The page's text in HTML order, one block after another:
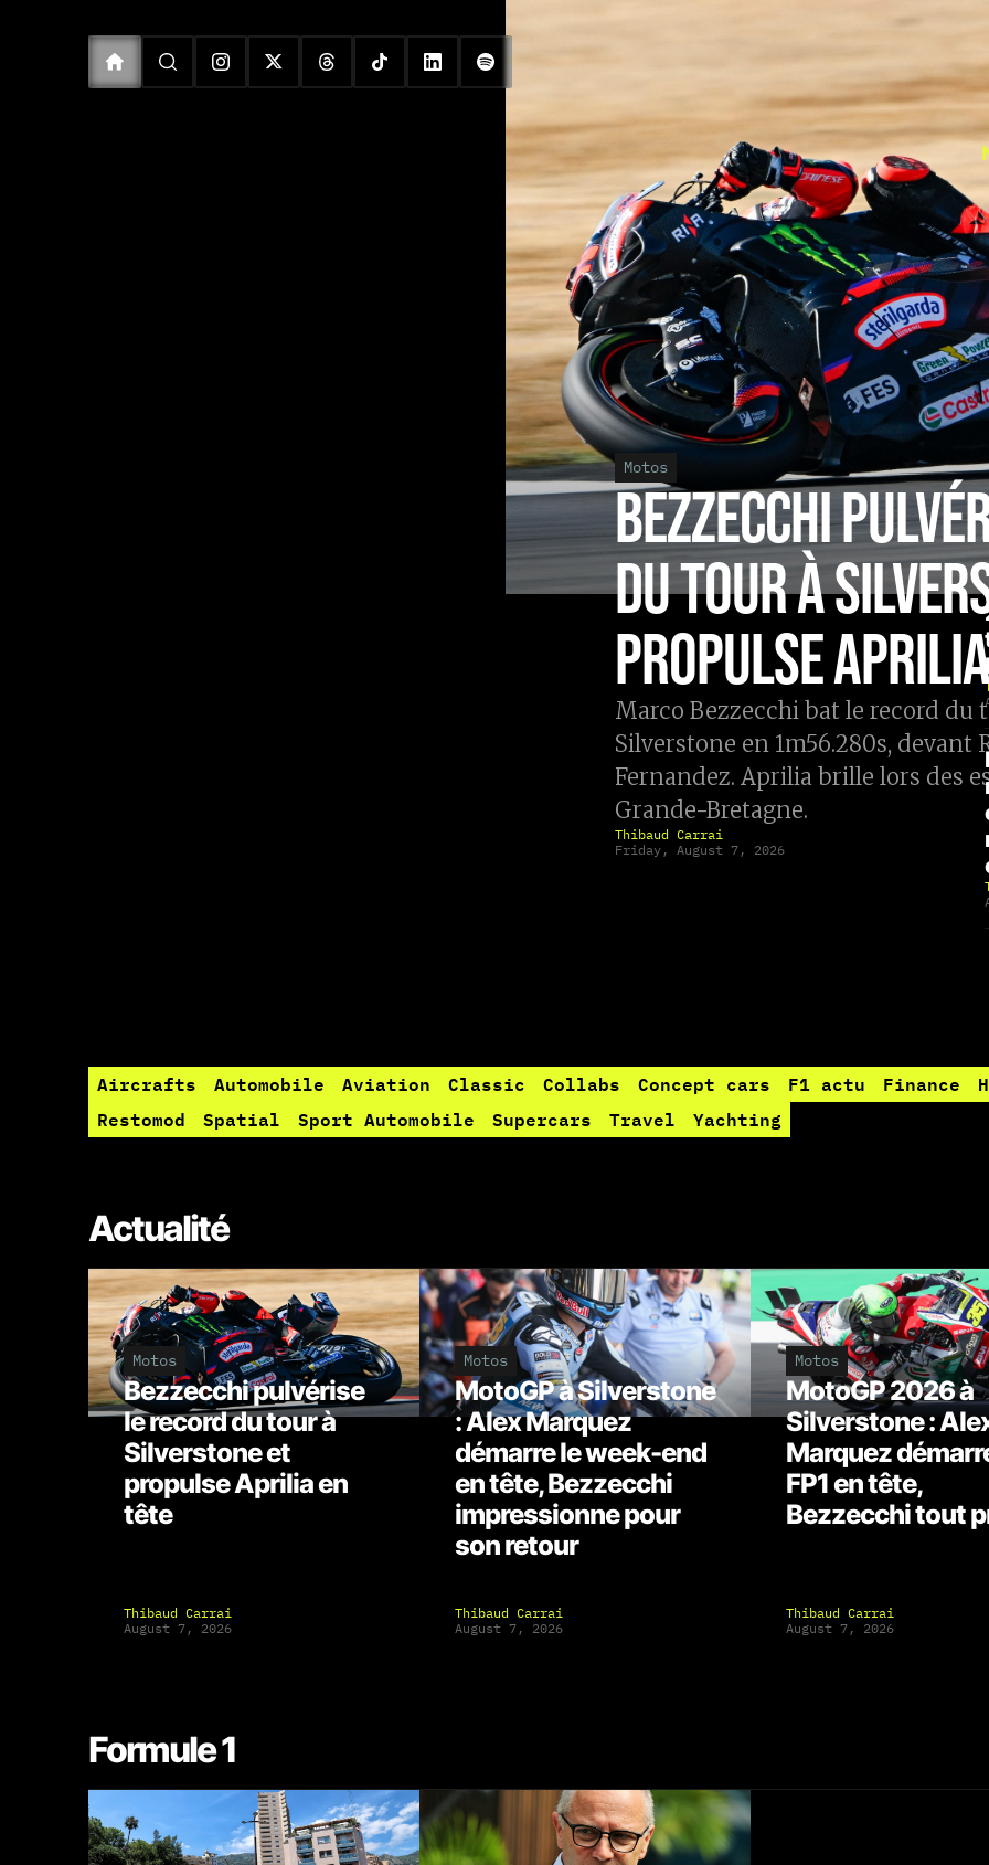
Motos
BEZZECCHI
DU TOUR À
PROPULSE
Marco Bezzecchi bat le record du
Silverstone en 1m56.280s, devant
Fernandez. Aprilia brille lors des
Grande-Bretagne.
Thibaud Carrai
Friday, August 7, 2026
Aircrafts Automobile Aviation Classic Collabs Concept cars F1 actu Finance
Restomod
Spatial Sport Automobile Supercars Travel Yachting
Actualité
Motos
Bezzecchi pulvérise
le record du tour à
Silverstone et
propulse Aprilia en
tête
Thibaud Carrai
August 7, 2026
Motos
MotoGP à Silverstone
: Alex Marquez
démarre le week-end
en tête, Bezzecchi
impressionne pour
son retour
Thibaud Carrai
August 7, 2026
Motos
MotoGP 2026 à
Silverstone :
Marquez
FP1 en tête,
Bezzecchi tout
Thibaud Carrai
August 7, 2026
Formule 1